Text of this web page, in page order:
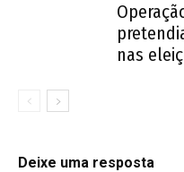
nas
Deixe uma resposta